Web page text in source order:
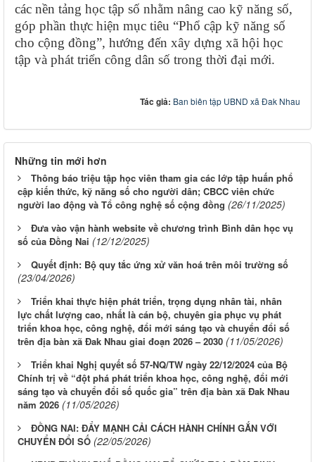
các nền tảng học tập số nhằm nâng cao kỹ năng số,
góp phần thực hiện mục tiêu “Phổ cập kỹ năng số
cho cộng đồng”, hướng đến xây dựng xã hội học
tập và phát triển công dân số trong thời đại mới.
Tác giả: Ban biên tập UBND xã Đak Nhau
Những tin mới hơn
Thông báo triệu tập học viên tham gia các lớp tập huấn phổ
cập kiến thức, kỹ năng số cho người dân; CBCC viên chức
người lao động và Tổ công nghệ số cộng đồng (26/11/2025)
Đưa vào vận hành website về chương trình Bình dân học vụ
số của Đồng Nai (12/12/2025)
Quyết định: Bộ quy tắc ứng xử văn hoá trên môi trường số
(23/04/2026)
Triển khai thực hiện phát triển, trọng dụng nhân tài, nhân
lực chất lượng cao, nhất là cán bộ, chuyên gia phục vụ phát
triển khoa học, công nghệ, đổi mới sáng tạo và chuyển đổi số
trên địa bàn xã Đak Nhau giai đoạn 2026 – 2030 (11/05/2026)
Triển khai Nghị quyết số 57-NQ/TW ngày 22/12/2024 của Bộ
Chính trị về “đột phá phát triển khoa học, công nghệ, đổi mới
sáng tạo và chuyển đổi số quốc gia” trên địa bàn xã Đak Nhau
năm 2026 (11/05/2026)
ĐỒNG NAI: ĐẨY MẠNH CẢI CÁCH HÀNH CHÍNH GẮN VỚI
CHUYỂN ĐỔI SỐ (22/05/2026)